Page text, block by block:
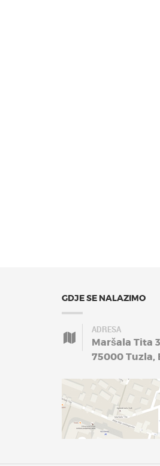
GDJE SE NALAZIMO
ADRESA
Maršala Tita
75000 Tuzla,